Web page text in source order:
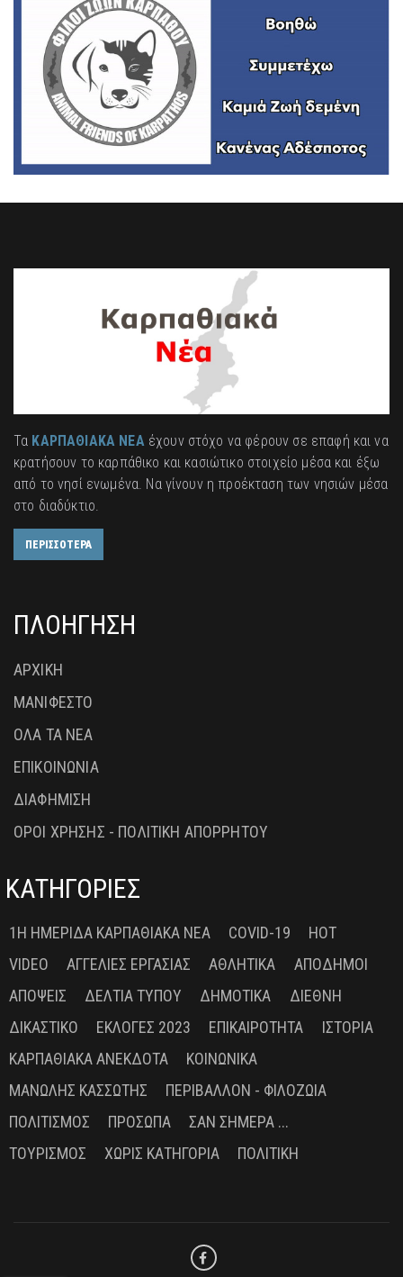
Τα ΚΑΡΠΑΘΙΑΚΑ ΝΕΑέχουν στόχο να φέρουν σε επαφή και να
κρατήσουν το καρπάθικο και κασιώτικο στοιχείο μέσα και έξω
από το νησί ενωμένα. Να γίνουν η προέκταση των νησιών μέσα
στο διαδύκτιο.
ΠΕΡΙΣΣΟΤΕΡΑ
ΠΛΟΗΓΗΣΗ
ΑΡΧΙΚΗ
ΜΑΝΙΦΕΣΤΟ
ΟΛΑ ΤΑ ΝΕΑ
ΕΠΙΚΟΙΝΩΝΙΑ
ΔΙΑΦΗΜΙΣΗ
ΟΡΟΙ ΧΡΗΣΗΣ - ΠΟΛΙΤΙΚΗ ΑΠΟΡΡΗΤΟΥ
ΚΑΤΗΓΟΡΙΕΣ
1Η ΗΜΕΡΊΔΑ ΚΑΡΠΑΘΙΑΚΆ ΝΈΑ COVID-19
HOT
VIDEO
ΑΓΓΕΛΊΕΣ ΕΡΓΑΣΊΑΣ ΑΘΛΗΤΙΚΆ
ΑΠΌΔΗΜΟΙ
ΑΠΌΨΕΙΣ
ΔΕΛΤΊΑ ΤΎΠΟΥ ΔΗΜΟΤΙΚΆ
ΔΙΕΘΝΉ
ΔΙΚΑΣΤΙΚΌ
ΕΚΛΟΓΈΣ 2023 ΕΠΙΚΑΙΡΌΤΗΤΑ
ΙΣΤΟΡΊΑ
ΚΑΡΠΑΘΙΑΚΆ ΑΝΈΚΔΟΤΑ
ΚΟΙΝΩΝΙΚΆ
ΜΑΝΏΛΗΣ ΚΑΣΣΏΤΗΣ
ΠΕΡΙΒΆΛΛΟΝ - ΦΙΛΟΖΩΊΑ
ΠΟΛΙΤΙΣΜΌΣ
ΠΡΌΣΩΠΑ
ΣΑΝ ΣΉΜΕΡΑ ...
ΤΟΥΡΙΣΜΌΣ
ΧΩΡΊΣ ΚΑΤΗΓΟΡΊΑ ΠΟΛΙΤΙΚΉ